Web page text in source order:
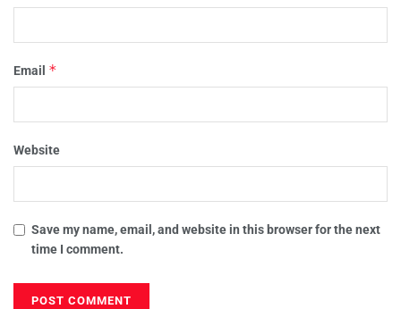
Email *
Website
Save my name, email, and website in this browser for the next
time I comment.